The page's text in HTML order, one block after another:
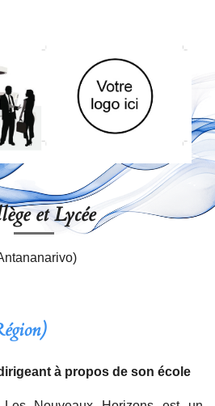
et Lycée
à propos de son école